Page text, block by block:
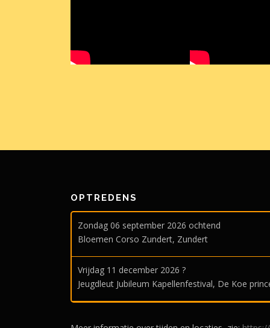
OPTREDENS
Zondag 06 september 2026 ochtend
Bloemen Corso Zundert, Zundert
Vrijdag 11 december 2026 ?
Jeugdleut Jubileum Kapellenfestival, De Koe